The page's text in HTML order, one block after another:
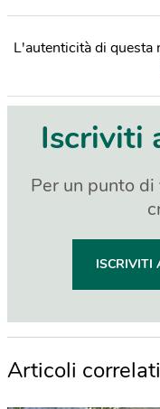
L'autenticità di questa
Iscriviti
Per un punto
ISCRIVITI
Articoli correlati